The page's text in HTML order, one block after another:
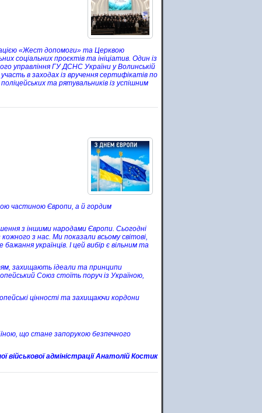
«Жест допомоги» та Церквою
соціальних проєктів та ініціатив. Один із
управління ГУ ДСНС України у Волинській
в заходах із вручення сертифікатів по
та рятувальників із успішним
частиною Європи, а й гордим
з іншими народами Європи. Сьогодні
з нас. Ми показали всьому світові,
українців. І цей вибір є вільним та
захищають ідеали та принципи
Союз стоїть поруч із Україною,
цінності та захищаючи кордони
що стане запорукою безпечного
військової адміністрації Анатолій Костик